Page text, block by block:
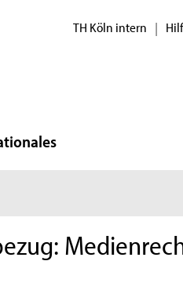
TH Köln intern |